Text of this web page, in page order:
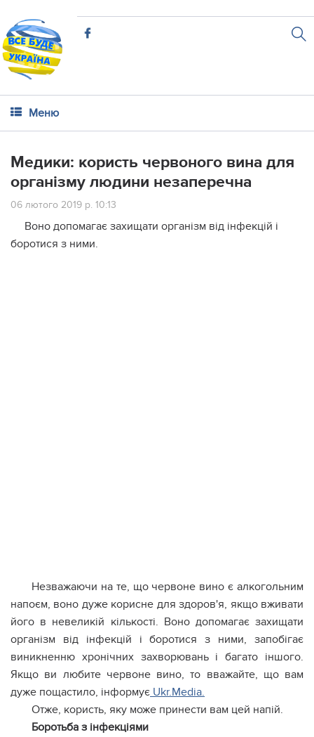
Меню
Медики: користь червоного вина для
організму людини незаперечна
06 лютого 2019 р. 10:13
Воно допомагає захищати організм від інфекцій і
боротися з ними.
Незважаючи на те, що червоне вино є алкогольним
напоєм, воно дуже корисне для здоров'я, якщо вживати
його в невеликій кількості. Воно допомагає захищати
організм від інфекцій і боротися з ними, запобігає
виникненню хронічних захворювань і багато іншого.
Якщо ви любите червоне вино, то вважайте, що вам
дуже пощастило, інформує Ukr.Media.
Отже, користь, яку може принести вам цей напій.
Боротьба з інфекціями